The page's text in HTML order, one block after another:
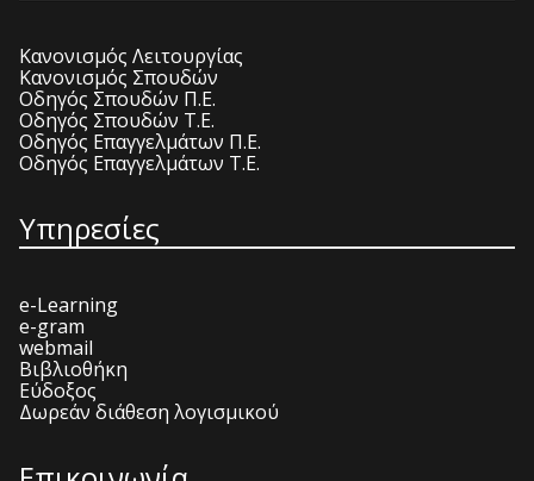
Κανονισμός Λειτουργίας
Κανονισμός Σπουδών
Οδηγός Σπουδών Π.Ε.
Οδηγός Σπουδών Τ.Ε.
Οδηγός Επαγγελμάτων Π.Ε.
Οδηγός Επαγγελμάτων Τ.Ε.
Υπηρεσίες
e-Learning
e-gram
webmail
Βιβλιοθήκη
Εύδοξος
Δωρεάν διάθεση λογισμικού